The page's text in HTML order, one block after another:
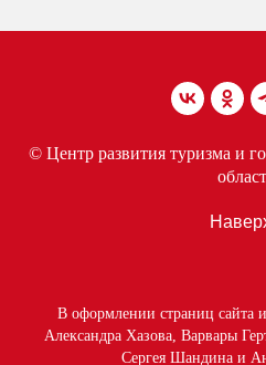
© Центр развития туризма и
В оформлении страниц сайта
Александра Хазова, Варвары
Сергея Шандина и